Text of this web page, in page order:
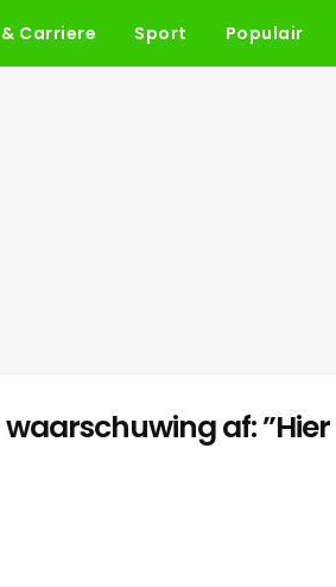
Carriere Sport Populair
af: ”Hier